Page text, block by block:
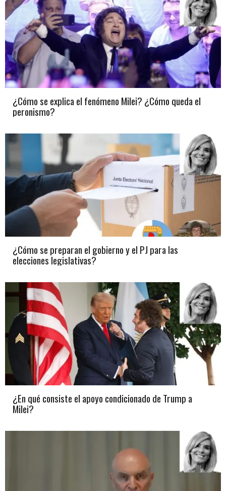
¿Cómo se explica el fenómeno Milei? ¿Cómo queda el
peronismo?
¿Cómo se preparan el gobierno y el PJ para las
elecciones legislativas?
¿En qué consiste el apoyo condicionado de Trump a
Milei?